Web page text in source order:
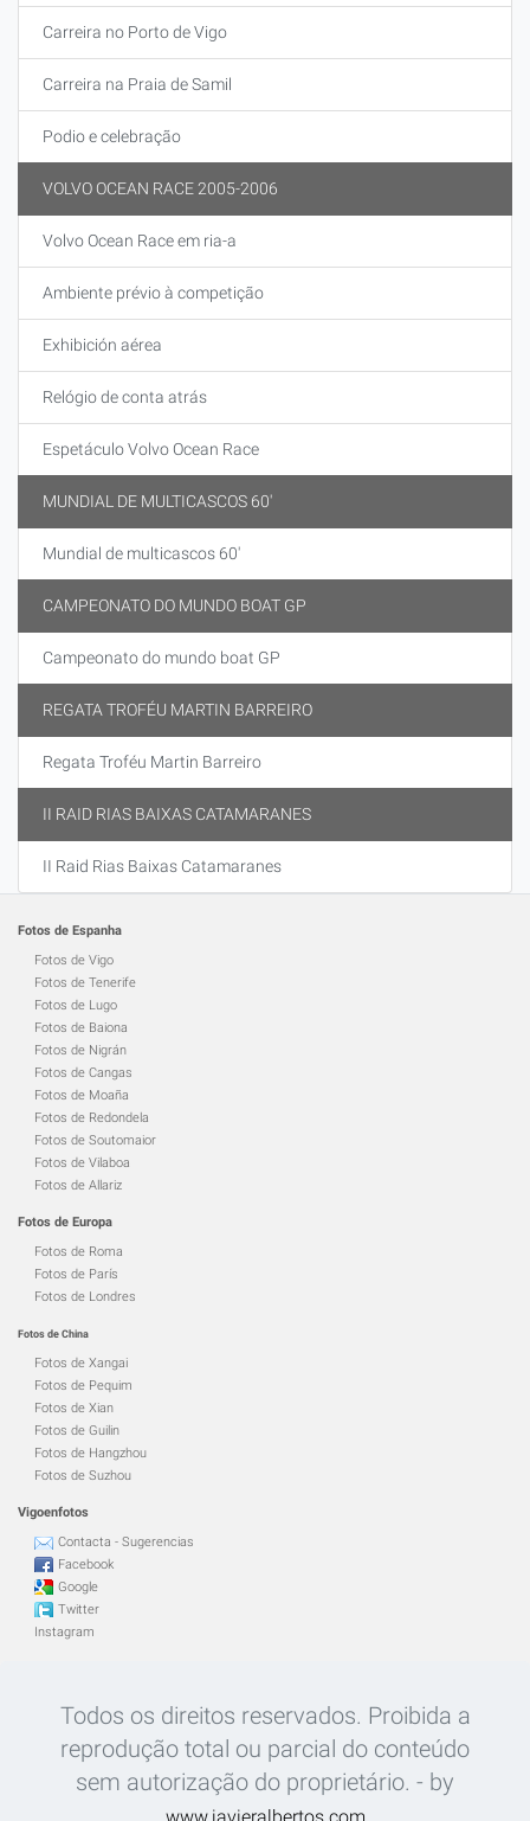
Carreira no Porto de Vigo
Carreira na Praia de Samil
Podio e celebração
VOLVO OCEAN RACE 2005-2006
Volvo Ocean Race em ria-a
Ambiente prévio à competição
Exhibición aérea
Relógio de conta atrás
Espetáculo Volvo Ocean Race
MUNDIAL DE MULTICASCOS 60'
Mundial de multicascos 60'
CAMPEONATO DO MUNDO BOAT GP
Campeonato do mundo boat GP
REGATA TROFÉU MARTIN BARREIRO
Regata Troféu Martin Barreiro
II RAID RIAS BAIXAS CATAMARANES
II Raid Rias Baixas Catamaranes
Fotos de Espanha
Fotos de Vigo
Fotos de Tenerife
Fotos de Lugo
Fotos de Baiona
Fotos de Nigrán
Fotos de Cangas
Fotos de Moaña
Fotos de Redondela
Fotos de Soutomaior
Fotos de Vilaboa
Fotos de Allariz
Fotos de Europa
Fotos de Roma
Fotos de París
Fotos de Londres
Fotos de China
Fotos de Xangai
Fotos de Pequim
Fotos de Xian
Fotos de Guilin
Fotos de Hangzhou
Fotos de Suzhou
Vigoenfotos
Contacta - Sugerencias
Facebook
Google
Twitter
Instagram
Todos os direitos reservados. Proibida a
reprodução total ou parcial do conteúdo
sem autorização do proprietário. - by